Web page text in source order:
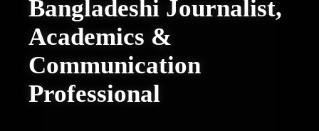
Bangladeshi Journalist,
Academics &
Communication
Professional